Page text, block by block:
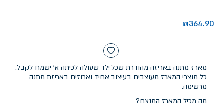
₪364.90
מארז מתנה באריזה מהודרת שכל ילד שעולה לכיתה א' ישמח לקבל.
כל מוצרי המארז מעוצבים בעיצוב אחיד וארוזים באריזת מתנה
מרשימה.
מה מכיל המארז המנצח?